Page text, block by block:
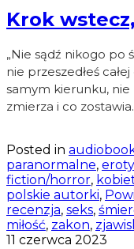
Krok
„Nie sądź nikogo po
nie przeszedłeś
samym kierunku, nie
zmierza i co
Posted in
paranormalne,
fiction/horror,
polskie autorki,
recenzja, seks,
miłość, zakon,
11 czerwca 2023